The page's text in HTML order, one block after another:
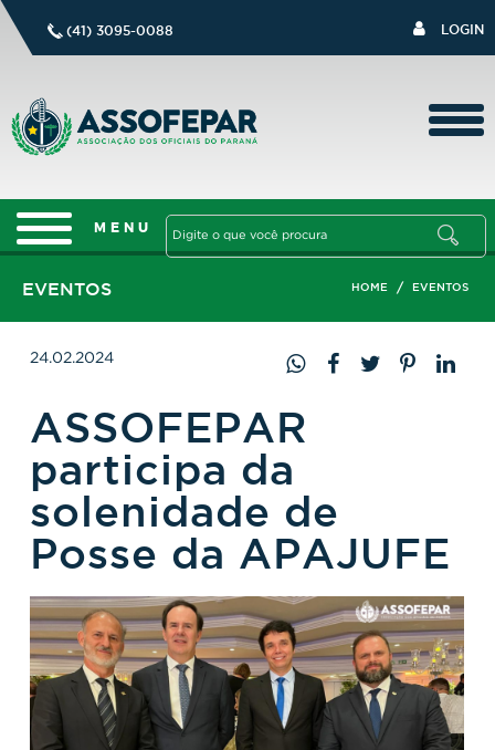
(41) 3095-0088 LOGIN
EVENTOS HOME / EVENTOS
24.02.2024
ASSOFEPAR
participa da
solenidade de
Posse da APAJUFE